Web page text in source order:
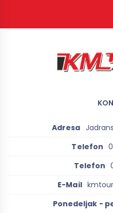
Adresa
Telefon
Telefon
E-Mail
Ponedeljak -